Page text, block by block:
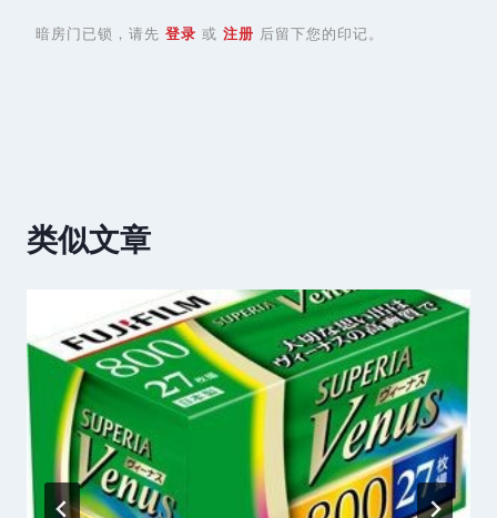
暗房门已锁，请先 登录 或 注册 后留下您的印记。
类似文章